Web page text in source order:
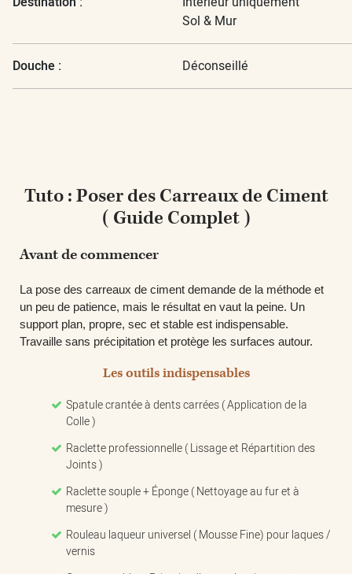
Sol & Mur
Douche : Déconseillé
Tuto : Poser des Carreaux de Ciment
( Guide Complet )
Avant de commencer
La pose des carreaux de ciment demande de la méthode et
un peu de patience, mais le résultat en vaut la peine. Un
support plan, propre, sec et stable est indispensable.
Travaille sans précipitation et protège les surfaces autour.
Les outils indispensables
Spatule crantée à dents carrées ( Application de la
Colle )
Raclette professionnelle ( Lissage et Répartition des
Joints )
Raclette souple + Éponge ( Nettoyage au fur et à
mesure )
Rouleau laqueur universel ( Mousse Fine) pour laques /
vernis